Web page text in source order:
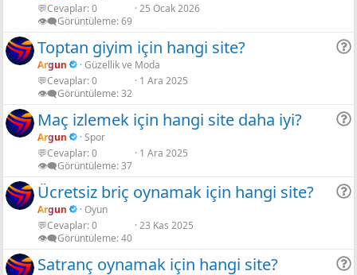
💬Cevaplar 0
👁️‍🗨️Görüntüleme 69
25 Ocak 2026
Toptan giyim için hangi site?
Argun
Güzellik ve Moda
💬Cevaplar 0
👁️‍🗨️Görüntüleme 32
1 Ara 2025
Maç izlemek için hangi site daha iyi?
Argun
Spor
💬Cevaplar 0
👁️‍🗨️Görüntüleme 37
1 Ara 2025
Ücretsiz briç oynamak için hangi site?
Argun
Oyun
💬Cevaplar 0
👁️‍🗨️Görüntüleme 40
23 Kas 2025
Satranç oynamak için hangi site?